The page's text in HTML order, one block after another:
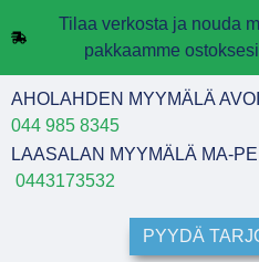
Tilaa verkosta ja nouda
pakkaamme
AHOLAHDEN MYYMÄLÄ
044 985 8345
LAASALAN MYYMÄLÄ MA-
0443173532
PYYDÄ